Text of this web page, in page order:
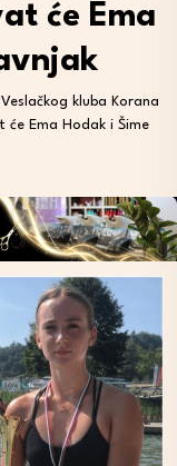
će Ema
kluba Korana
će Ema Hodak i Šime